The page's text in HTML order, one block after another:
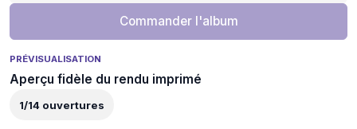
Commander l'album
PRÉVISUALISATION
Aperçu fidèle du rendu imprimé
1/14 ouvertures